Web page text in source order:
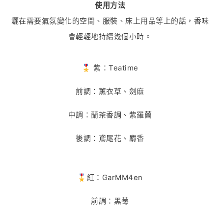
使用方法
灑在需要氣氛變化的空間、服裝、床上用品等上的話，香味
會輕輕地持續幾個小時。
🎖️ 紫：Teatime
前調：薰衣草、劍麻
中調：蘭茶香調、紫羅蘭
後調：鳶尾花、麝香
🎖️紅：GarMM4en
前調：黑莓